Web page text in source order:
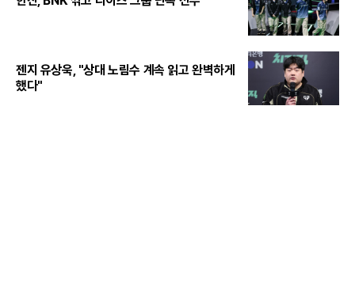
젠지 유상욱, "상대 노림수 계속 읽고 완벽하게
했다"